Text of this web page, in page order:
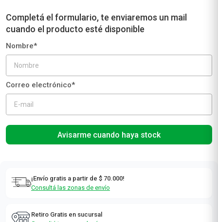
Avisarme cuando haya stock
¡Envío gratis a partir de $ 70.000!
Consultá las zonas de envío
Retiro Gratis en sucursal